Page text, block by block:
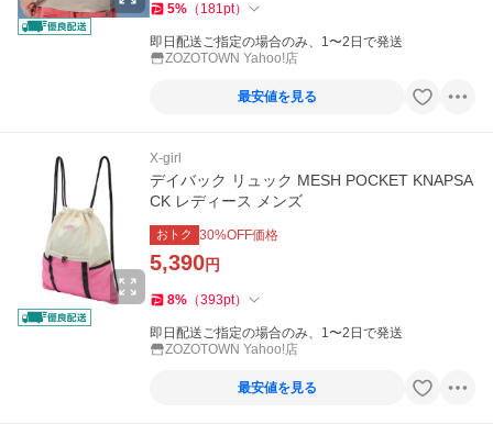
5% （ 181pt）
即日配送ご指定の場合のみ、1〜2日で発送
ZOZOTOWN Yahoo!店
最安値を見る
X-girl
デイバック リュック MESH POCKET KNAPSA
CK レディース メンズ
おトク 30%OFF価格
5,390円
8% （393pt）
即日配送ご指定の場合のみ、1〜2日で発送
ZOZOTOWN Yahoo!店
最安値を見る